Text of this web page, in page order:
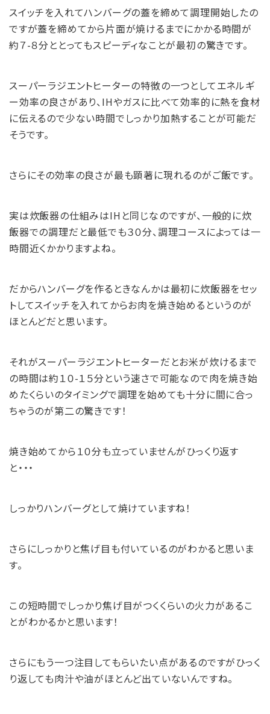
スイッチを入れてハンバーグの蓋を締めて調理開始したの
ですが蓋を締めてから片面が焼けるまでにかかる時間が
約７-８分ととってもスピーディなことが最初の驚きです。
スーパーラジエントヒーターの特徴の一つとしてエネルギ
ー効率の良さがあり、IHやガスに比べて効率的に熱を食材
に伝えるので少ない時間でしっかり加熱することが可能だ
そうです。
さらにその効率の良さが最も顕著に現れるのがご飯です。
実は炊飯器の仕組みはIHと同じなのですが、一般的に炊
飯器での調理だと最低でも３０分、調理コースによっては一
時間近くかかりますよね。
だからハンバーグを作るときなんかは最初に炊飯器をセッ
トしてスイッチを入れてからお肉を焼き始めるというのが
ほとんどだと思います。
それがスーパーラジエントヒーターだとお米が炊けるまで
の時間は約１０-１５分という速さで可能なので肉を焼き始
めたくらいのタイミングで調理を始めても十分に間に合っ
ちゃうのが第二の驚きです！
焼き始めてから１０分も立っていませんがひっくり返す
と・・・
しっかりハンバーグとして焼けていますね！
さらにしっかりと焦げ目も付いているのがわかると思いま
す。
この短時間でしっかり焦げ目がつくくらいの火力があるこ
とがわかるかと思います！
さらにもう一つ注目してもらいたい点があるのですがひっく
り返しても肉汁や油がほとんど出ていないんですね。